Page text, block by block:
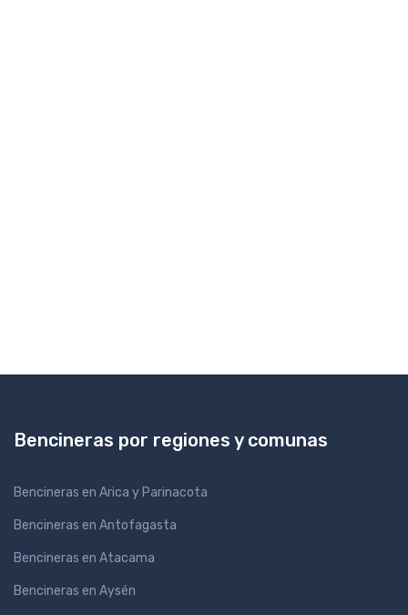
Bencineras por regiones y comunas
Bencineras en Arica y Parinacota
Bencineras en Antofagasta
Bencineras en Atacama
Bencineras en Aysén